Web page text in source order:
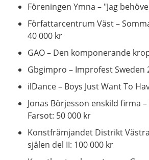
Föreningen Ymna – "Jag
Författarcentrum Väst –
40 000 kr
GAO – Den komponerande
Gbgimpro – Improfest Sweden
ilDance – Boys Just Want To
Jonas Börjesson enskild firma
Farsot: 50 000 kr
Konstfrämjandet Distrikt
själen del II: 100 000 kr